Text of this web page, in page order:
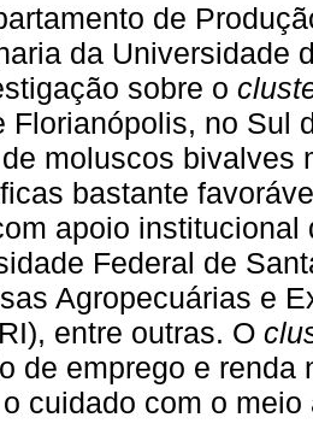
de
da Universidade
sobre o
Florianópolis, no Sul
moluscos bivalves
bastante
apoio
Federal de
Agropecuárias e
entre outras. O
de emprego e
cuidado com o meio